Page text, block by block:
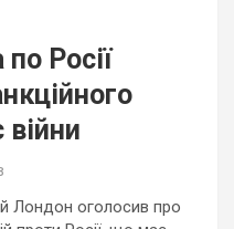
Росії
Лондон оголосив про